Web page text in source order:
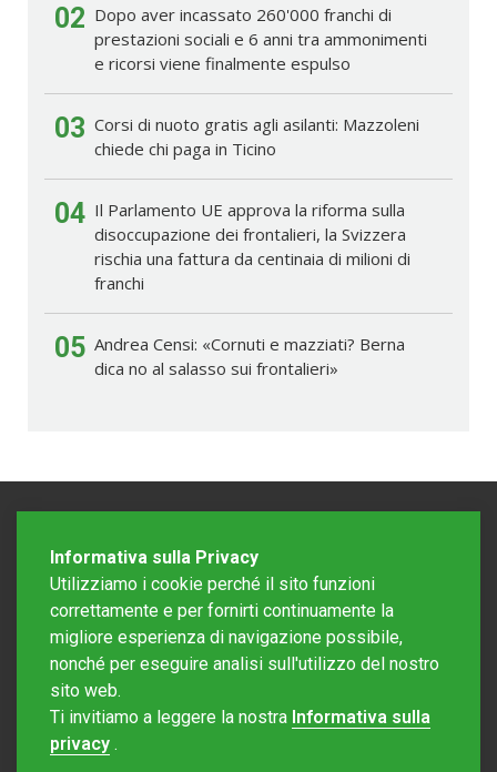
02 Dopo aver incassato 260'000 franchi di
prestazioni sociali e 6 anni tra ammonimenti
e ricorsi viene finalmente espulso
03 Corsi di nuoto gratis agli asilanti: Mazzoleni
chiede chi paga in Ticino
04 Il Parlamento UE approva la riforma sulla
disoccupazione dei frontalieri, la Svizzera
rischia una fattura da centinaia di milioni di
franchi
05 Andrea Censi: «Cornuti e mazziati? Berna
dica no al salasso sui frontalieri»
Editore Rotostampa SA
Informativa sulla Privacy
Utilizziamo i cookie perché il sito funzioni
correttamente e per fornirti continuamente la
migliore esperienza di navigazione possibile,
nonché per eseguire analisi sull'utilizzo del nostro
sito web.
Ti invitiamo a leggere la nostra Informativa sulla
privacy .